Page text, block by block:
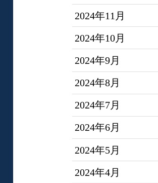
2024年11月
2024年10月
2024年9月
2024年8月
2024年7月
2024年6月
2024年5月
2024年4月